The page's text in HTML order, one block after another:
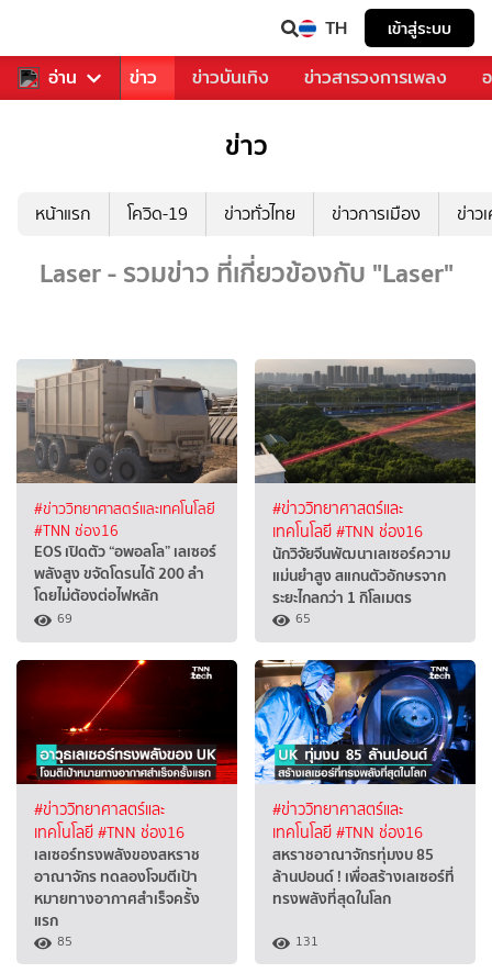
TH เข้าสู่ระบบ
อ่าน
คุณ กีฬา ข่าว ข่าวบันเทิง ข่าวสารวงการเพลง
ข่าว
หน้าแรก โควิด-19 ข่าวทั่วไทย ข่าวการเมือง ข่าว
Laser - รวมข่าว ที่เกี่ยวข้องกับ "Laser"
#ข่าววิทยาศาสตร์และเทคโนโลยี
#TNN ช่อง16
EOS เปิดตัว “อพอลโล” เลเซอร์
พลังสูง ขจัดโดรนได้ 200 ลำ
โดยไม่ต้องต่อไฟหลัก
69
#ข่าววิทยาศาสตร์และ
เทคโนโลยี#TNN ช่อง16
นักวิจัยจีนพัฒนาเลเซอร์ความ
แม่นยำสูง สแกนตัวอักษรจาก
ระยะไกลกว่า 1 กิโลเมตร
65
#ข่าววิทยาศาสตร์และ
เทคโนโลยี#TNN ช่อง16
เลเซอร์ทรงพลังของสหราช
อาณาจักร ทดลองโจมตีเป้า
หมายทางอากาศสำเร็จครั้ง
แรก
85
#ข่าววิทยาศาสตร์และ
เทคโนโลยี#TNN ช่อง16
สหราชอาณาจักรทุ่มงบ 85
ล้านปอนด์ ! เพื่อสร้างเลเซอร์ที่
ทรงพลังที่สุดในโลก
131